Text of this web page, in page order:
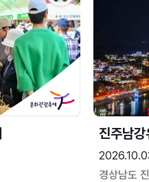
진주남강
경상남도